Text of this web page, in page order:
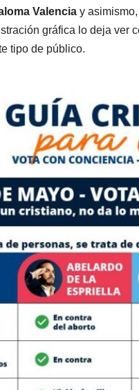
Valencia y
gráfica lo deja ver
tipo de público.